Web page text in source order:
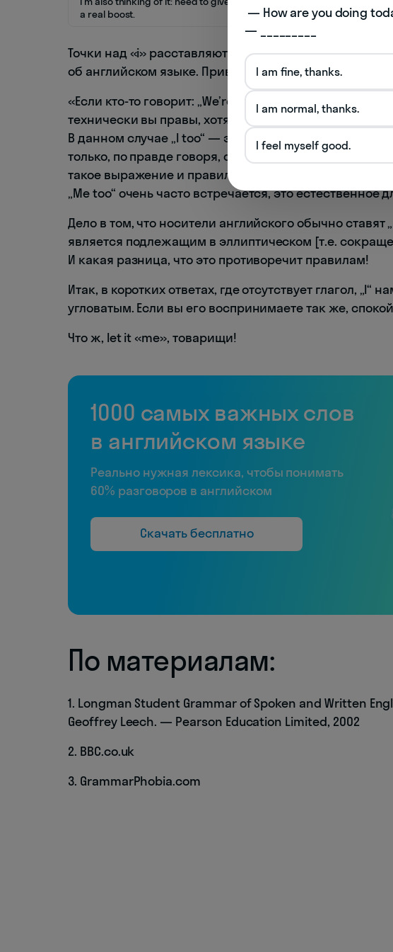
a real boost.
подтянуть
Точки над «i» расставляют Patricia T. O’Conner и
об английском языке. Приводим цитату из их блога
«Если кто-то говорит: „We’re hungry“ („Мы хотим есть“),
технически вы правы, хотя ваша речь звучит
В данном случае „I too“ — это сокращение от „I [am
только, по правде говоря, очень мало кто так скажет,
такое выражение и правильно... оно смотрится
„Me too“ очень часто встречается, это естественное
Дело в том, что носители английского обычно ставят
является подлежащим в эллиптическом [т.е.
И какая разница, что это противоречит правилам!
Итак, в коротких ответах, где отсутствует глагол,
угловатым. Если вы его воспринимаете так же,
Что ж, let it «me», товарищи!
1000 самых важных слов
в английском языке
Реально нужная лексика, чтобы понимать
60% разговоров в английском
Скачать бесплатно
По материалам:
1. Longman Student Grammar of Spoken and Written
Geoffrey Leech. — Pearson Education Limited, 2002
2. BBC.co.uk
3. GrammarPhobia.com
— _________
I am fine, thanks.
I am normal, thanks.
I feel myself good.